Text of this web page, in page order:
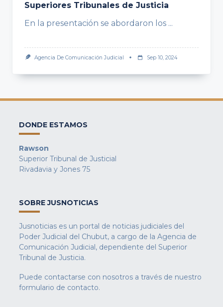
Superiores Tribunales de Justicia
En la presentación se abordaron los ...
Agencia De Comunicación Judicial Sep 10, 2024
DONDE ESTAMOS
Rawson
Superior Tribunal de Justicial
Rivadavia y Jones 75
SOBRE JUSNOTICIAS
Jusnoticias es un portal de noticias judiciales del
Poder Judicial del Chubut, a cargo de la Agencia de
Comunicación Judicial, dependiente del Superior
Tribunal de Justicia.
Puede contactarse con nosotros a través de nuestro
formulario de contacto.